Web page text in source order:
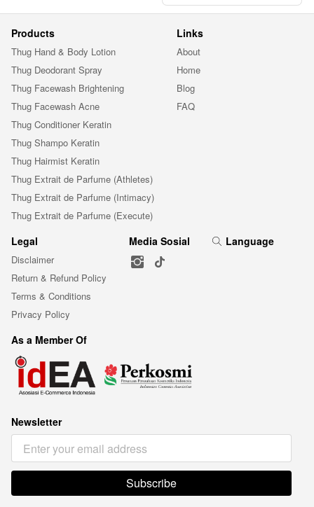
Products
Thug Hand & Body Lotion
Thug Deodorant Spray
Thug Facewash Brightening
Thug Facewash Acne
Thug Conditioner Keratin
Thug Shampo Keratin
Thug Hairmist Keratin
Thug Extrait de Parfume (Athletes)
Thug Extrait de Parfume (Intimacy)
Thug Extrait de Parfume (Execute)
Links
About
Home
Blog
FAQ
Legal
Disclaimer
Return & Refund Policy
Terms & Conditions
Privacy Policy
Media Sosial Language
As a Member Of
Newsletter
`
Subscribe